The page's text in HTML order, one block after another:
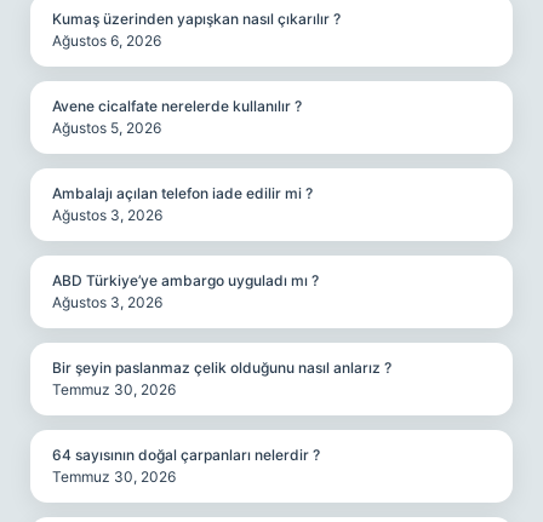
Kumaş üzerinden yapışkan nasıl çıkarılır ?
Ağustos 6, 2026
Avene cicalfate nerelerde kullanılır ?
Ağustos 5, 2026
Ambalajı açılan telefon iade edilir mi ?
Ağustos 3, 2026
ABD Türkiye’ye ambargo uyguladı mı ?
Ağustos 3, 2026
Bir şeyin paslanmaz çelik olduğunu nasıl anlarız ?
Temmuz 30, 2026
64 sayısının doğal çarpanları nelerdir ?
Temmuz 30, 2026